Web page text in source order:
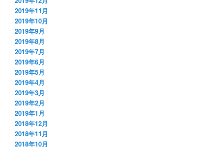
2019年11月
2019年10月
2019年9月
2019年8月
2019年7月
2019年6月
2019年5月
2019年4月
2019年3月
2019年2月
2019年1月
2018年12月
2018年11月
2018年10月